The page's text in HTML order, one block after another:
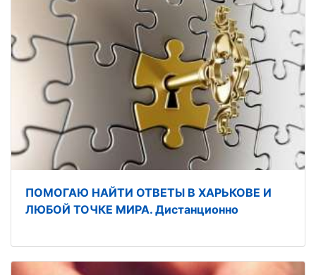
ПОМОГАЮ НАЙТИ ОТВЕТЫ В ХАРЬКОВЕ И
ЛЮБОЙ ТОЧКЕ МИРА. Дистанционно